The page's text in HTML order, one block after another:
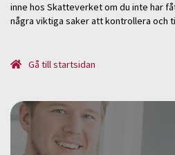
inne hos Skatteverket om du inte har
några viktiga saker att kontrollera och
Gå till startsidan